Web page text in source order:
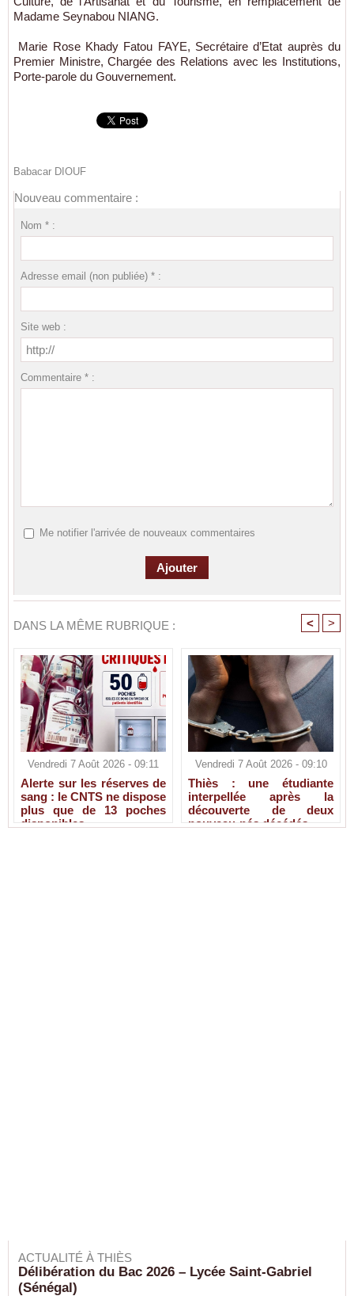
Madame Seynabou NIANG.
Marie Rose Khady Fatou FAYE, Secrétaire d’Etat auprès du
Premier Ministre, Chargée des Relations avec les Institutions,
Porte-parole du Gouvernement.
Babacar DIOUF
Nouveau commentaire :
Nom * :
Adresse email (non publiée) * :
Site web :
Commentaire * :
Me notifier l'arrivée de nouveaux commentaires
DANS LA MÊME RUBRIQUE : < >
Vendredi 7 Août 2026 - 09:11
Alerte sur les réserves de
sang : le CNTS ne dispose
plus que de 13 poches
disponibles
Vendredi 7 Août 2026 - 09:10
Thiès : une étudiante
interpellée après la
découverte de deux
nouveau-nés décédés
ACTUALITÉ À THIÈS
Délibération du Bac 2026 – Lycée Saint-Gabriel
(Sénégal)